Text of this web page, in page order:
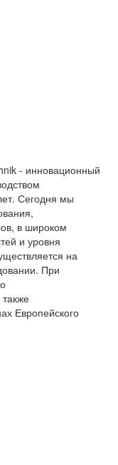
- инновационный
Сегодня мы
в широком
и уровня
на
При
Европейского